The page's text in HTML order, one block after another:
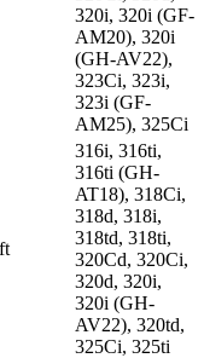
320i, 320i (GF-
AM20), 320i
(GH-AV22),
323Ci, 323i,
323i (GF-
AM25), 325Ci
316i, 316ti,
316ti (GH-
AT18), 318Ci,
318d, 318i,
318td, 318ti,
320Cd, 320Ci,
320d, 320i,
320i (GH-
AV22), 320td,
325Ci, 325ti